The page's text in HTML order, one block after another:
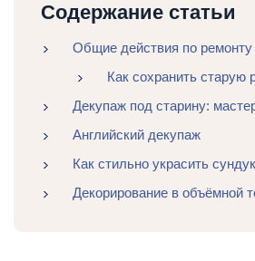
Содержание статьи
Общие действия по ремонту
Как сохранить старую
Декупаж под старину:
Английский декупаж
Как стильно украсить
Декорирование в объёмной